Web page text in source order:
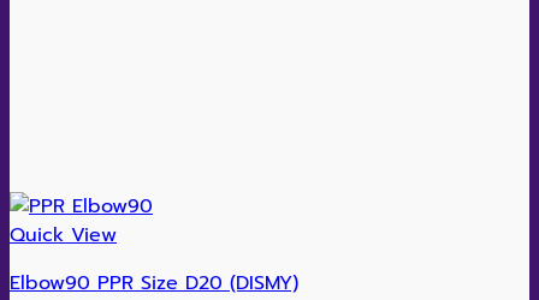
Quick View
Elbow90 PPR Size D20 (DISMY)